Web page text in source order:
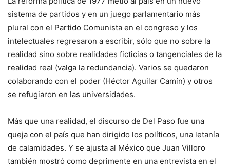
sistema de partidos y en un juego parlamentario más
plural con el Partido Comunista en el congreso y los
intelectuales regresaron a escribir, sólo que no sobre la
realidad sino sobre realidades ficticias o tangenciales de la
realidad real (valga la redundancia). Varios se quedaron
colaborando con el poder (Héctor Aguilar Camín) y otros
se refugiaron en las universidades.
Más que una realidad, el discurso de Del Paso fue una
queja con el país que han dirigido los políticos, una letanía
de calamidades. Y se ajusta al México que Juan Villoro
también mostró como deprimente en una entrevista en el